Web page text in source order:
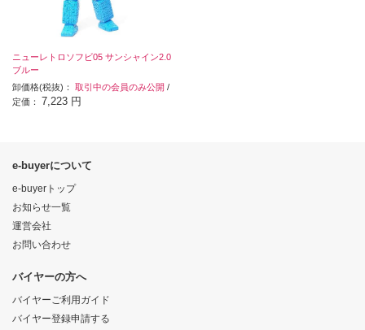
ニューレトロソフビ05 サンシャイン2.0
ブルー
卸価格(税抜)： 取引中の会員のみ公開 /
定価： 7,223 円
e-buyerについて
e-buyerトップ
お知らせ一覧
運営会社
お問い合わせ
バイヤーの方へ
バイヤーご利用ガイド
バイヤー登録申請する